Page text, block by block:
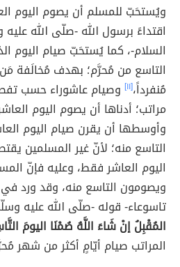
ويُستحَبّ للمسلم أن يصوم اليوم
اقتداءً برسول الله -صلّى الله
السلام-، كما يُستحَبّ صيام اليوم
التاسع من مُحرَّم؛ بهدف مُخالَفة
مُنفرداً،[١١]
وصيام عاشوراء حسب
مراتب؛ أدناها أن يصوم اليوم
وأوسطها أن يقرن صيام اليوم
التاسع منه؛ لأنّ غير المسلمين
اليوم العاشر فقط، وعليه فإنّ
ويصومون التاسع منه، وقد ورد
تاسوعاء- قوله -صلّى الله عليه
المُقْبِلُ إنْ شَاءَ اللَّهُ صُمْنَا اليومَ
المراتب صيام أيّامٍ أكثر من شهر